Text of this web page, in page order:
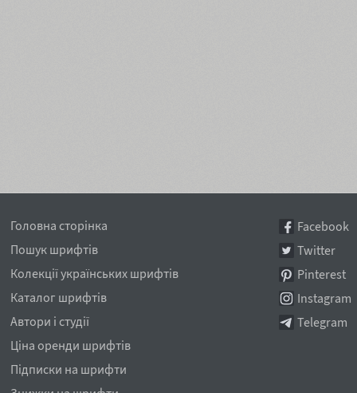
Головна сторінка
Пошук шрифтів
Колекції українських шрифтів
Каталог шрифтів
Автори і студії
Ціна оренди шрифтів
Підписки на шрифти
Facebook
Twitter
Pinterest
Instagram
Telegram